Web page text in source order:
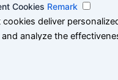
Cookies Remark
deliver
analyze the